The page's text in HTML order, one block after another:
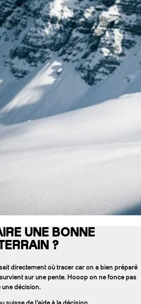
UNE BONNE
?
directement où tracer car on a bien préparé
sur une pente. Hooop on ne fonce pas
une décision.